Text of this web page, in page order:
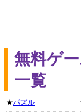
無料ゲ
一覧
★パズル